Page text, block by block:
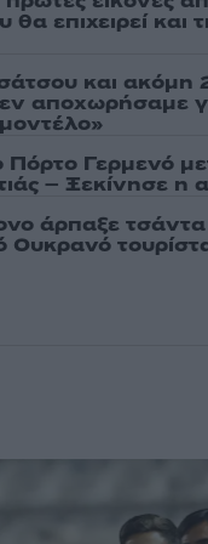
επιχειρεί και
και
αποχωρήσαμε
Πόρτο Γερμενό
– Ξεκίνησε η
άρπαξε τσάντα